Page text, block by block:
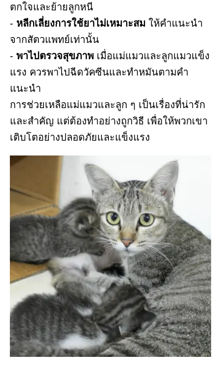
ตกใจและย้ายลูกหนี
- หลีกเลี่ยงการใช้ยาไม่เหมาะสม ให้คำแนะนำ
จากสัตวแพทย์เท่านั้น
- พาไปตรวจสุขภาพ เมื่อแม่แมวและลูกแมวแข็ง
แรง ควรพาไปฉีดวัคซีนและทำหมันตามคำ
แนะนำ
การช่วยเหลือแม่แมวและลูก ๆ เป็นเรื่องที่น่ารัก
และสำคัญ แต่ต้องทำอย่างถูกวิธี เพื่อให้พวกเขา
เติบโตอย่างปลอดภัยและแข็งแรง